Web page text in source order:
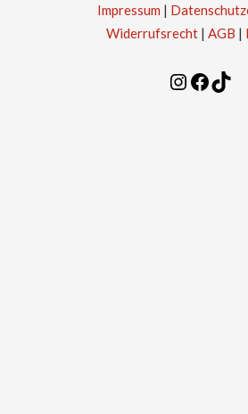
Impressum |
Widerrufsrecht | AGB |